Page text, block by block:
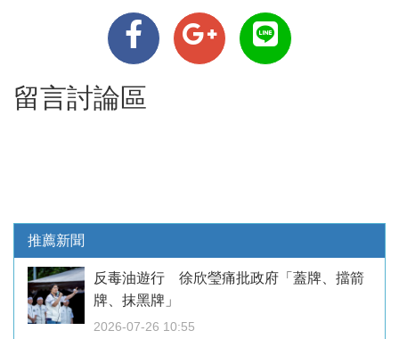
留言討論區
推薦新聞
反毒油遊行 徐欣瑩痛批政府「蓋牌、擋箭
牌、抹黑牌」
2026-07-26 10:55